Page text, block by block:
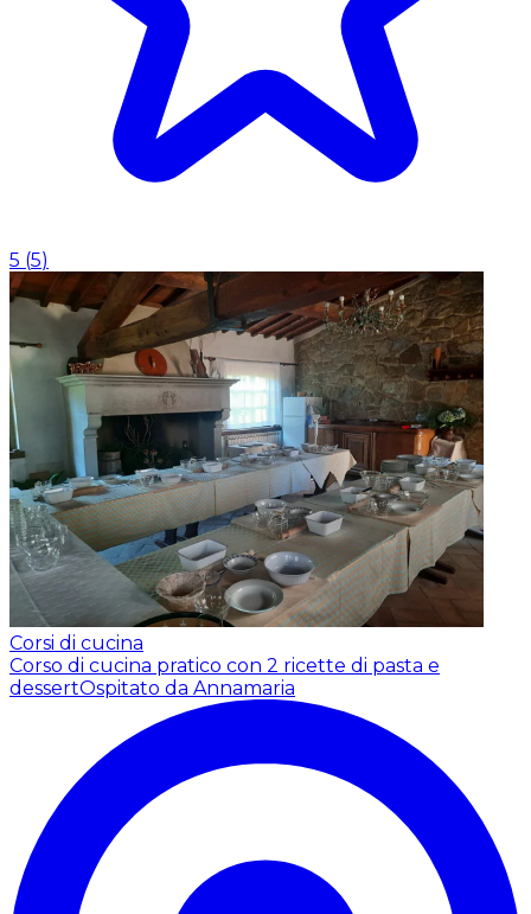
5 (5)
Corsi di cucina
Corso di cucina pratico con 2 ricette di pasta e
dessertOspitato da Annamaria